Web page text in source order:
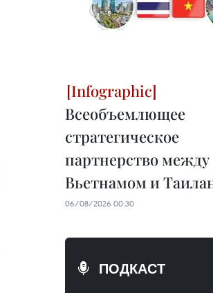
Всеобъемлющее
стратегическое
партнерство между
Вьетнамом и
06/08/2026 00:30
ПОДКАСТ